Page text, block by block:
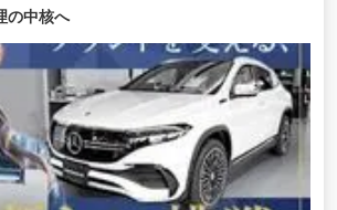
の中核へ